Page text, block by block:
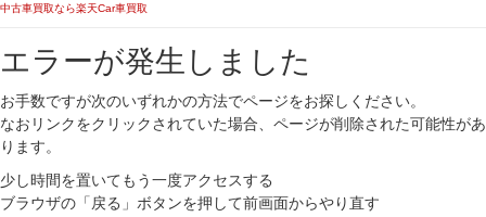
中古車買取なら楽天Car車買取
エラーが発生しました
お手数ですが次のいずれかの方法でページをお探しください。
なおリンクをクリックされていた場合、ページが削除された可能性があ
ります。
少し時間を置いてもう一度アクセスする
ブラウザの「戻る」ボタンを押して前画面からやり直す